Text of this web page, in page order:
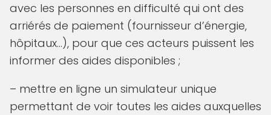
avec les personnes en difficulté qui ont des
arriérés de paiement (fournisseur d’énergie,
hôpitaux…), pour que ces acteurs puissent les
informer des aides disponibles ;
– mettre en ligne un simulateur unique
permettant de voir toutes les aides auxquelles